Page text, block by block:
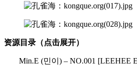
资源目录（点击展开）
Min.E (민이) – NO.001 [LEEHEE